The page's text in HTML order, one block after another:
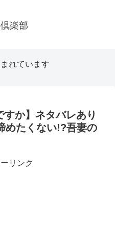
楽部
れています
すか】ネタバレあり
めたくない!?吾妻の
リンク